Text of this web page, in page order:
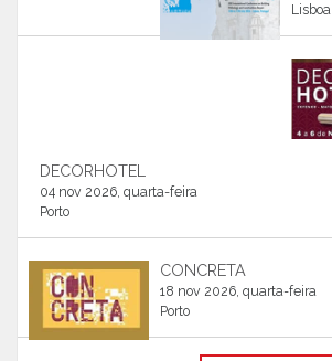
Lisboa
DECORHOTEL
04 nov 2026, quarta-feira
Porto
CONCRETA
18 nov 2026, quarta-feira
Porto